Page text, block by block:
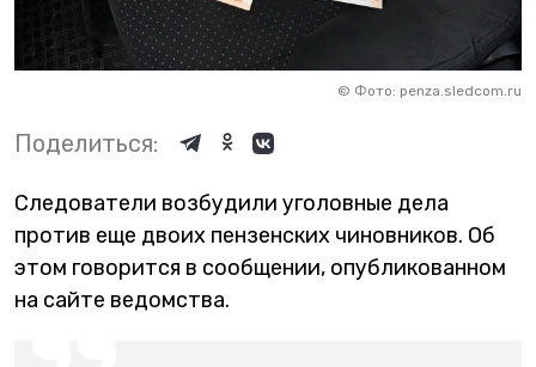
© Фото: penza.sledcom.ru
Поделиться:
Следователи возбудили уголовные дела
против еще двоих пензенских чиновников. Об
этом говорится в сообщении, опубликованном
на сайте ведомства.